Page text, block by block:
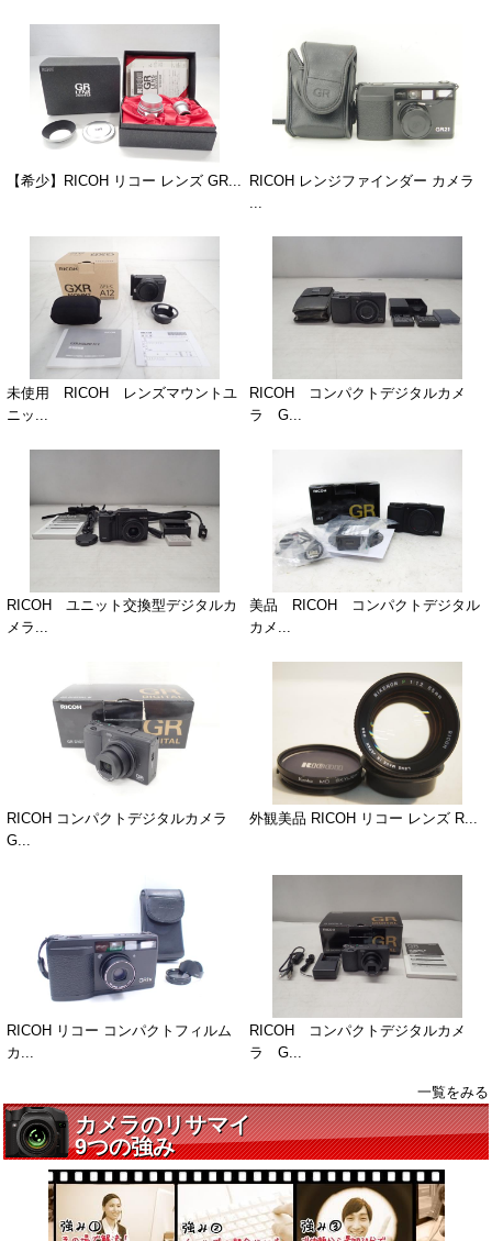
【希少】RICOH リコー レンズ GR...
RICOH レンジファインダー カメラ
未使用 RICOH レンズマウントユ
ニッ...
RICOH コンパクトデジタルカメ
ラ G...
RICOH ユニット交換型デジタルカ
メラ...
美品 RICOH コンパクトデジタル
カメ...
RICOH コンパクトデジタルカメラ
G...
外観美品 RICOH リコー レンズ R...
RICOH リコー コンパクトフィルム
カ...
RICOH コンパクトデジタルカメ
ラ G...
一覧をみる